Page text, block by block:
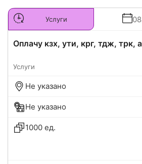
Услуги
Оплачу кзх, ути, крг, тдж, трк,
Услуги
Не указано
Не указано
1000 ед.